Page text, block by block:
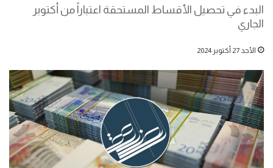
البدء في تحصيل الأقساط المستحقة اعتباراً من أكتوبر
الجاري
الأحد 27 أكتوبر 2024